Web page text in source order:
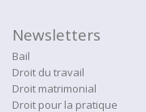
Newsletters
Bail
Droit du travail
Droit matrimonial
Droit pour la pratique